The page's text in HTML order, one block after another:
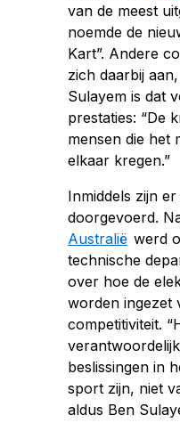
van de meest
noemde de
Kart”. Andere
zich daarbij
Sulayem is dat
prestaties: “De
mensen die het
elkaar kregen.”
Inmiddels zijn
doorgevoerd.
Australië werd
technische
over hoe de
worden ingezet
competitiviteit.
beslissingen in
sport zijn, niet
aldus Ben